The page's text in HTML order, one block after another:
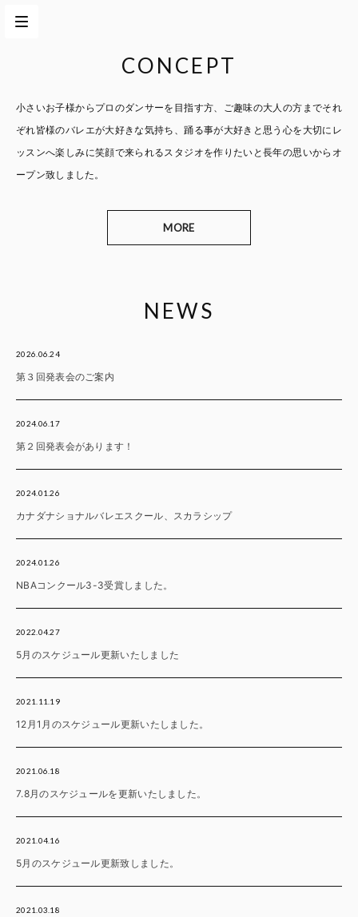
CONCEPT
小さいお子様からプロのダンサーを目指す方、 ご趣味の大人の方までそれ
ぞれ皆様のバレエが大好きな気持ち、踊る事が大好きと思う心を大切に レ
ッスンへ楽しみに笑顔で来られるスタジオを作りたいと長年の思いからオ
ープン致しました。
MORE
NEWS
2026.06.24
第３回発表会のご案内
2024.06.17
第２回発表会があります！
2024.01.26
カナダナショナルバレエスクール、スカラシップ
2024.01.26
NBAコンクール3-3受賞しました。
2022.04.27
5月のスケジュール更新いたしました
2021.11.19
12月1月のスケジュール更新いたしました。
2021.06.18
7.8月のスケジュールを更新いたしました。
2021.04.16
5月のスケジュール更新致しました。
2021.03.18